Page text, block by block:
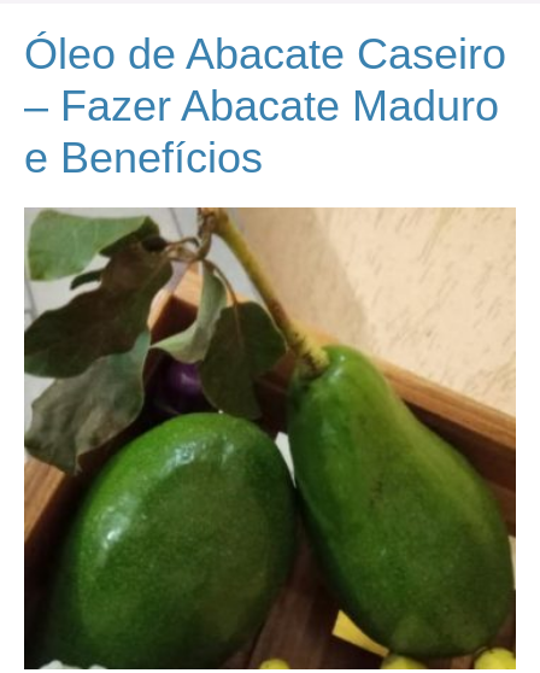
Óleo de Abacate Caseiro
– Fazer Abacate Maduro
e Benefícios